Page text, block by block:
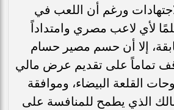
ورغم أن اللعب في
لأي لاعب مصري وامتداداً
إلا أن حسم مصير حسام
تماماً على تقديم عرض مالي
القلعة البيضاء، وموافقة
الذي يطمح للمنافسة على